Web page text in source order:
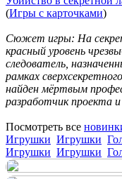
(Игры с карточками)
Сюжет игры: На
красный уровень
следователь,
рамках
найден мёртвым
разработчик проекта и
Посмотреть все
Игрушки Игрушки
Игрушки Игрушки